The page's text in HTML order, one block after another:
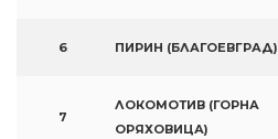
6 ПИРИН (БЛАГОЕВГРАД)
7
ЛОКОМОТИВ (ГОРНА
ОРЯХОВИЦА)